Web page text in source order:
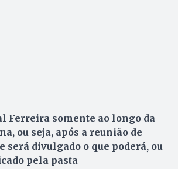
Ferreira somente ao longo da
ou seja, após a reunião de
será divulgado o que poderá, ou
pela pasta